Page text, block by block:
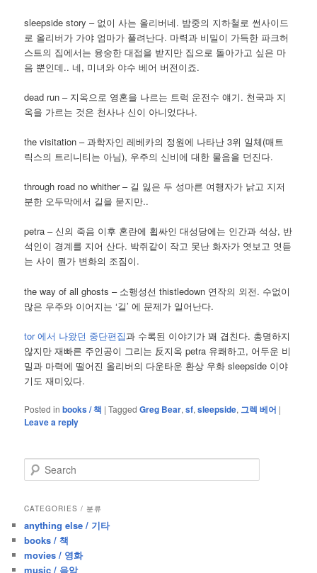
sleepside story – 없이 사는 올리버네. 밤중의 지하철로 썬사이드
로 올리버가 가야 엄마가 풀려난다. 마력과 비밀이 가득한 파크허
스트의 집에서는 융숭한 대접을 받지만 집으로 돌아가고 싶은 마
음 뿐인데.. 네, 미녀와 야수 베어 버전이죠.
dead run – 지옥으로 영혼을 나르는 트럭 운전수 얘기. 천국과 지
옥을 가르는 것은 천사나 신이 아니었다나.
the visitation – 과학자인 레베카의 정원에 나타난 3위 일체(매트
릭스의 트리니티는 아님), 우주의 신비에 대한 물음을 던진다.
through road no whither – 길 잃은 두 성마른 여행자가 낡고 지저
분한 오두막에서 길을 묻지만..
petra – 신의 죽음 이후 혼란에 휩싸인 대성당에는 인간과 석상, 반
석인이 경계를 지어 산다. 박쥐같이 작고 못난 화자가 엿보고 엿듣
는 사이 뭔가 변화의 조짐이.
the way of all ghosts – 소행성선 thistledown 연작의 외전. 수없이
많은 우주와 이어지는 ‘길’ 에 문제가 일어난다.
tor 에서 나왔던 중단편집과 수록된 이야기가 꽤 겹친다. 총명하지
않지만 재빠른 주인공이 그리는 反지옥 petra 유쾌하고, 어두운 비
밀과 마력에 떨어진 올리버의 다운타운 환상 우화 sleepside 이야
기도 재미있다.
Posted in books / 책 |Tagged Greg Bear,sf,sleepside, 그렉 베어 |
Leave a reply
e
r
h
CATEGORIES / 분류
anything else / 기타
books / 책
movies / 영화
music / 음악